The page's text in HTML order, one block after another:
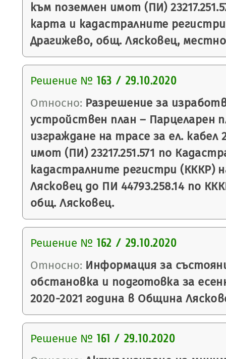
към поземлен имот (ПИ)
карта и кадастралните
Драгижево, общ. Лясковец,
Решение № 163 / 29.10.2020
Относно: Разрешение за
устройствен план – Парцеларен
изграждане на трасе за ел. кабел
имот (ПИ) 23217.251.571 по
кадастралните регистри (КККР)
Лясковец до ПИ 44793.258.14 по
общ. Лясковец.
Решение № 162 / 29.10.2020
Относно: Информация за
обстановка и подготовка за
2020-2021 година в Община
Решение № 161 / 29.10.2020